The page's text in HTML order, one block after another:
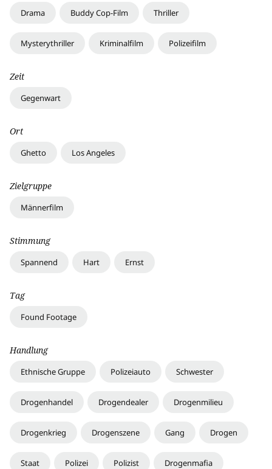
Drama Buddy Cop-Film Thriller
Mysterythriller Kriminalfilm Polizeifilm
Zeit
Gegenwart
Ort
Ghetto Los Angeles
Zielgruppe
Männerfilm
Stimmung
Spannend Hart Ernst
Tag
Found Footage
Handlung
Ethnische Gruppe Polizeiauto Schwester
Drogenhandel Drogendealer Drogenmilieu
Drogenkrieg Drogenszene Gang Drogen
Staat Polizei Polizist Drogenmafia